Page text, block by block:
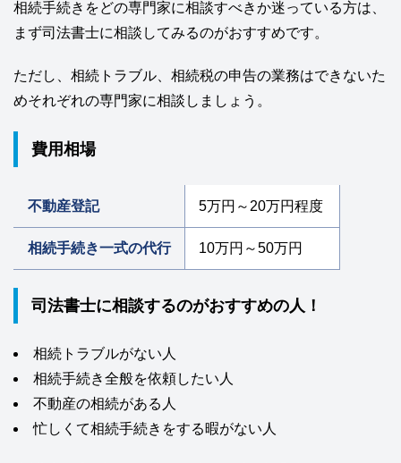
相続手続きをどの専門家に相談すべきか迷っている方は、
まず司法書士に相談してみるのがおすすめです。
ただし、相続トラブル、相続税の申告の業務はできないた
めそれぞれの専門家に相談しましょう。
費用相場
不動産登記 5万円～20万円程度
相続手続き一式の代行 10万円～50万円
司法書士に相談するのがおすすめの人！
相続トラブルがない人
相続手続き全般を依頼したい人
不動産の相続がある人
忙しくて相続手続きをする暇がない人